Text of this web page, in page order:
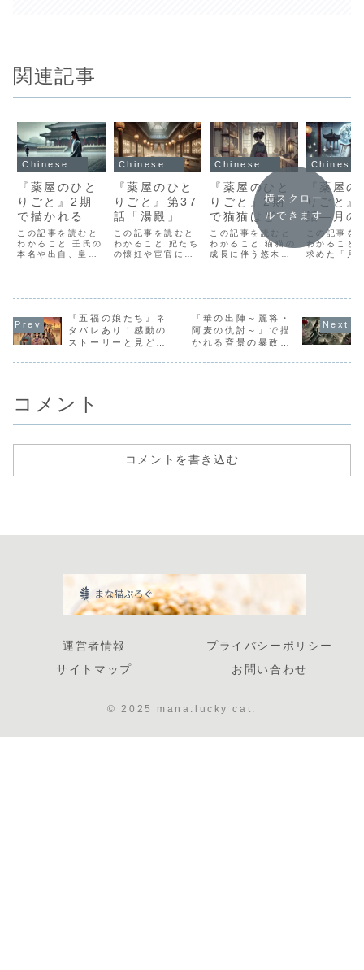
関連記事
『薬屋のひと
りごと』2期
で描かれる
「壬氏の秘
密」とは？原
作から読み解
この記事を読むと
わかること 壬氏の
本名や出自、皇族
と伏線アニメ2期
で壬氏の正体がど
のように描かれる
かの予想壬氏と猫
『薬屋のひと
りごと』第37
話「湯殿」猫
猫が見た妃た
ちの裏事情と
は？
この記事を読むと
わかること 妃たち
の懐妊や宦官にま
宦官の伏線と物語
の今後の注目点
『薬屋のひとりご
と』第37話「湯
『薬屋のひと
りごと』2期
で猫猫はどう
成長？悠木碧
の演技の変化
を徹底解説！
この記事を読むと
わかること 猫猫の
成長に伴う悠木碧
演じ分け『薬屋の
ひとりごと』2期
がスタートし、主
人公・猫猫（マオ
『薬屋
りごと』
話―月の
謎と猫
策
この記事を
わかること
求めた「月
じ、池に飛
までの顛末
らの無理難
横スクロー
ルできます
『五福の娘たち』ネ
タバレあり！感動の
ストーリーと見どこ
『華の出陣～麗将・
阿麦の仇討～』で描
かれる斉景の暴政と
コメント
コメントを書き込む
運営者情報
プライバシーポリシー
サイトマップ
お問い合わせ
© 2025 mana.lucky cat.